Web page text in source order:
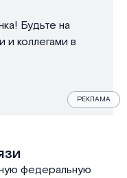
Будьте на
и коллегами в
РЕКЛАМА
федеральную